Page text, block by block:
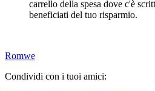
carrello della spesa dove c'è
beneficiati del tuo risparmio.
Romwe
Condividi con i tuoi amici: